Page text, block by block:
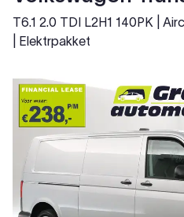
T6.1 2.0 TDI L2H1 140PK |
| Elektrpakket